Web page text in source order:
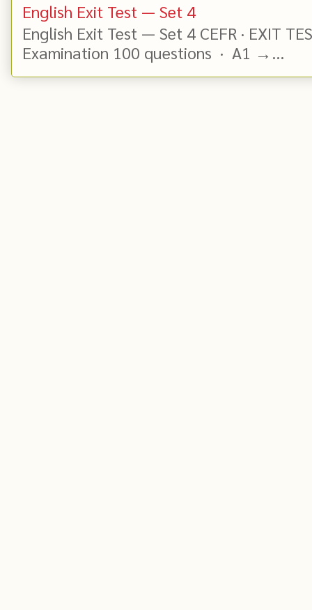
English Exit Test — Set 4
English Exit Test — Set 4 CEFR · EXIT
Examination 100 questions · A1 →...